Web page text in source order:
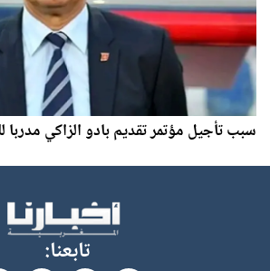
سبب تأجيل مؤتمر تقديم بادو الزاكي مدربا
تابعنا: